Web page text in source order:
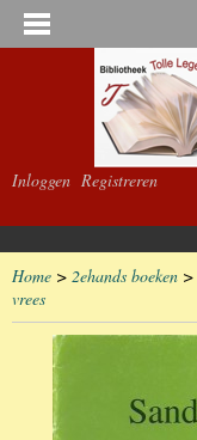
Inloggen Registreren
Home > 2ehands boeken >
vrees